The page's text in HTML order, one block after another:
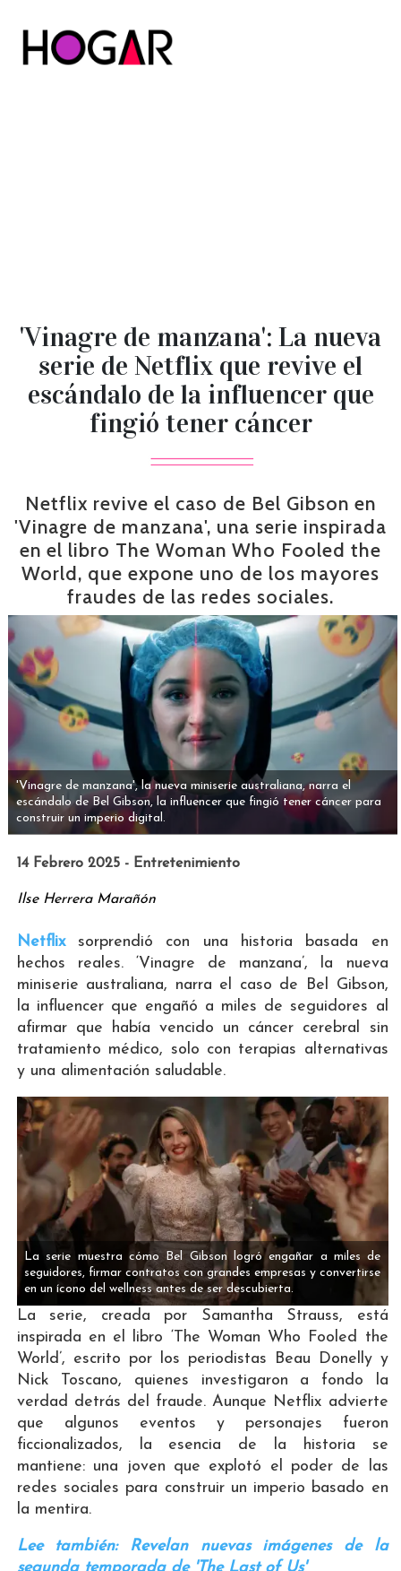
'Vinagre de manzana': La nueva
serie de Netflix que revive el
escándalo de la influencer que
fingió tener cáncer
Netflix revive el caso de Bel Gibson en
'Vinagre de manzana', una serie inspirada
en el libro The Woman Who Fooled the
World, que expone uno de los mayores
fraudes de las redes sociales.
'Vinagre de manzana', la nueva miniserie australiana, narra el
escándalo de Bel Gibson, la influencer que fingió tener cáncer para
construir un imperio digital.
14 Febrero 2025 - Entretenimiento
Ilse Herrera Marañón
Netflixsorprendió con una historia basada en
hechos reales. ‘Vinagre de manzana’, la nueva
miniserie australiana, narra el caso de Bel Gibson,
la influencer que engañó a miles de seguidores al
afirmar que había vencido un cáncer cerebral sin
tratamiento médico, solo con terapias alternativas
y una alimentación saludable.
La serie muestra cómo Bel Gibson logró engañar a miles de
seguidores, firmar contratos con grandes empresas y convertirse
en un ícono del wellness antes de ser descubierta.
La serie, creada por Samantha Strauss, está
inspirada en el libro ‘The Woman Who Fooled the
World’, escrito por los periodistas Beau Donelly y
Nick Toscano, quienes investigaron a fondo la
verdad detrás del fraude. Aunque Netflix advierte
que algunos eventos y personajes fueron
ficcionalizados, la esencia de la historia se
mantiene: una joven que explotó el poder de las
redes sociales para construir un imperio basado en
la mentira.
Lee también: Revelan nuevas imágenes de la